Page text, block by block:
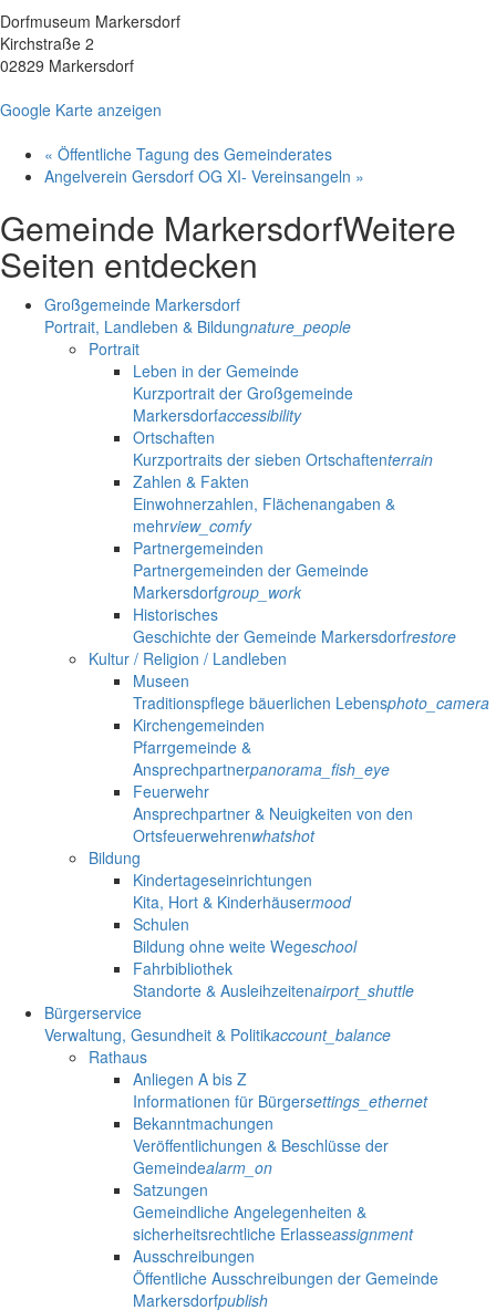
Dorfmuseum Markersdorf
Kirchstraße 2
02829 Markersdorf
Google Karte anzeigen
« Öffentliche Tagung des Gemeinderates
Angelverein Gersdorf OG XI- Vereinsangeln »
Gemeinde MarkersdorfWeitere
Seiten entdecken
Großgemeinde Markersdorf
Portrait, Landleben & Bildungnature_people
Portrait
Leben in der Gemeinde
Kurzportrait der Großgemeinde
Markersdorfaccessibility
Ortschaften
Kurzportraits der sieben Ortschaftenterrain
Zahlen & Fakten
Einwohnerzahlen, Flächenangaben &
mehrview_comfy
Partnergemeinden
Partnergemeinden der Gemeinde
Markersdorfgroup_work
Historisches
Geschichte der Gemeinde Markersdorfrestore
Kultur / Religion / Landleben
Museen
Traditionspflege bäuerlichen Lebensphoto_camera
Kirchengemeinden
Pfarrgemeinde &
Ansprechpartnerpanorama_fish_eye
Feuerwehr
Ansprechpartner & Neuigkeiten von den
Ortsfeuerwehrenwhatshot
Bildung
Kindertageseinrichtungen
Kita, Hort & Kinderhäusermood
Schulen
Bildung ohne weite Wegeschool
Fahrbibliothek
Standorte & Ausleihzeitenairport_shuttle
Bürgerservice
Verwaltung, Gesundheit & Politikaccount_balance
Rathaus
Anliegen A bis Z
Informationen für Bürgersettings_ethernet
Bekanntmachungen
Veröffentlichungen & Beschlüsse der
Gemeindealarm_on
Satzungen
Gemeindliche Angelegenheiten &
sicherheitsrechtliche Erlasseassignment
Ausschreibungen
Öffentliche Ausschreibungen der Gemeinde
Markersdorfpublish